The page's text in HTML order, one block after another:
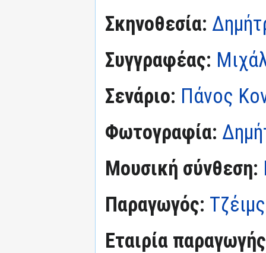
Σκηνοθεσία:
Συγγραφέας:
Σενάριο: Πάνος
Φωτογραφία:
Μουσική σύνθεση:
Παραγωγός:
Εταιρία